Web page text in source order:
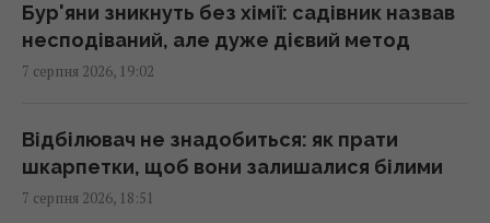
У двох районах Києва зникло світло: в ДТЕК
назвали причину
Гороскоп на 8 серпня за картами Таро:
Дівам - суперечки, Ракам - емоції
Бур'яни зникнуть без хімії: садівник назвав
несподіваний, але дуже дієвий метод
7 серпня 2026, 19:02
Відбілювач не знадобиться: як прати
шкарпетки, щоб вони залишалися білими
7 серпня 2026, 18:51